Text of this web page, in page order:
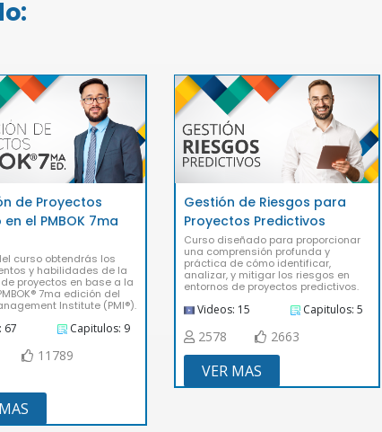
de Proyectos
el PMBOK 7ma
curso obtendrás los
y habilidades de la
proyectos en base a la
7ma edición del
Institute (PMI®).
67 Capitulos: 9
11789
Gestión de Riesgos para
Proyectos Predictivos
Curso diseñado para proporcionar
una comprensión profunda y
práctica de cómo identificar,
analizar, y mitigar los riesgos en
entornos de proyectos predictivos.
Videos: 15 Capitulos: 5
2578 2663
VER MAS